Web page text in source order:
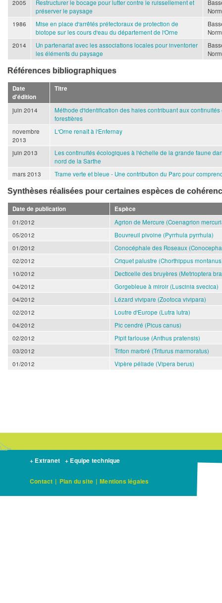
2005
Restructurer le bocage pour lutter contre le ruissellement et
préserver le paysage
1986
Mise en place d'arrêtés préfectoraux de protection de
biotope sur les cours d'eau du département de l'Orne
2014
Un partenariat avec les associations locales pour inventorier
les éléments du paysage
Références bibliographiques
Date
d'édition
Titre
juin 2014
Méthode d'identification des haies contribuant aux
forestières
novembre
2013
L'Orne renaît à l'Enfernay
juin 2013
Les continuités écologiques à l'échelle de la grande faune
nord de la Sarthe
mars 2013
Trame verte et bleue - Une contribution du Parc pour
Synthèses réalisées pour certaines espèces de
Date de publication
Espèce
01/2012
Agrion de Mercure (Coenagrion
05/2012
Bouvreuil pivoine (Pyrrhula pyrrhula)
01/2012
Conocéphale des Roseaux
02/2012
Criquet palustre (Chorthippus
10/2012
Decticelle des bruyères (Metrioptera
04/2012
Gorgebleue à miroir (Luscinia svecica)
04/2012
Lézard vivipare (Zootoca vivipara)
02/2012
Loutre d'Europe (Lutra lutra)
04/2012
Pic cendré (Picus canus)
02/2012
Pipit farlouse (Anthus pratensis)
03/2012
Triton marbré (Triturus marmoratus)
01/2012
Vipère péliade (Vipera berus)
+ Extranet + Equipe technique
Contact | Plan du site | Mentions légales